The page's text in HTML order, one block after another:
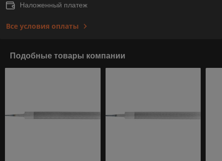
Наложенный платеж
Все условия оплаты
Подобные товары компании